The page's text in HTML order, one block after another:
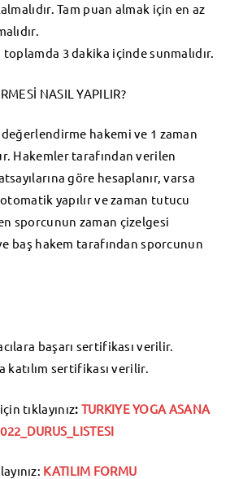
Tam puan almak için en az
3 dakika içinde sunmalıdır.
NASIL YAPILIR?
hakemi ve 1 zaman
Hakemler tarafından verilen
göre hesaplanır, varsa
yapılır ve zaman tutucu
sporcunun zaman çizelgesi
baş hakem tarafından sporcunun
başarı sertifikası verilir.
katılım sertifikası verilir.
tıklayınız: TURKIYE YOGA ASANA
KATILIM FORMU